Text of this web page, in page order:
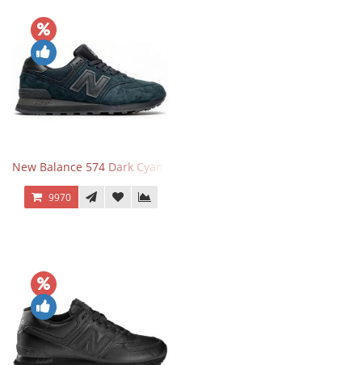
New Balance 574 Dark Cyan Black Suede
9970